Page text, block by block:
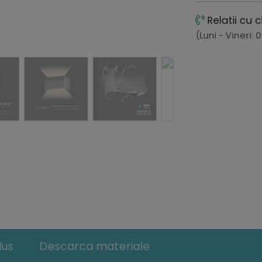
Relatii cu
(Luni - Vineri:
Descarca materiale